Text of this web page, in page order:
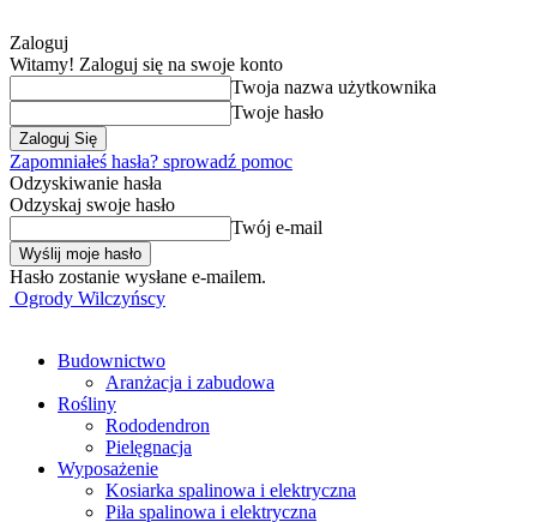
Zaloguj
Witamy! Zaloguj się na swoje konto
Twoja nazwa użytkownika
Twoje hasło
Zapomniałeś hasła? sprowadź pomoc
Odzyskiwanie hasła
Odzyskaj swoje hasło
Twój e-mail
Hasło zostanie wysłane e-mailem.
Ogrody Wilczyńscy
Budownictwo
Aranżacja i zabudowa
Rośliny
Rododendron
Pielęgnacja
Wyposażenie
Kosiarka spalinowa i elektryczna
Piła spalinowa i elektryczna